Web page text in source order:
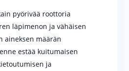
pyörivää roottoria
läpimenon ja vähäisen
aineksen määrän
estää kuitumaisen
ja